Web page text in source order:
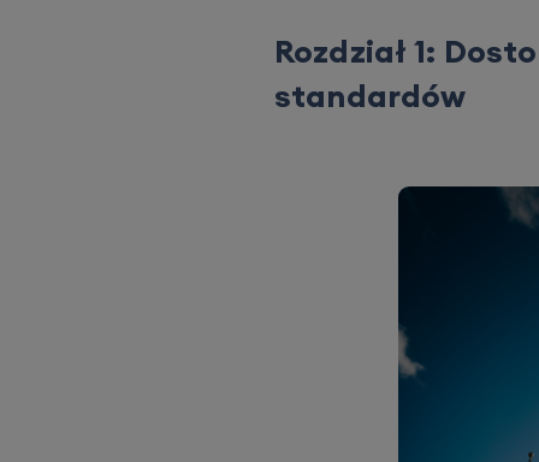
Rozdział 1:
standardów